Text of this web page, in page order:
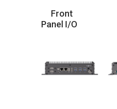
Front
Panel I/O